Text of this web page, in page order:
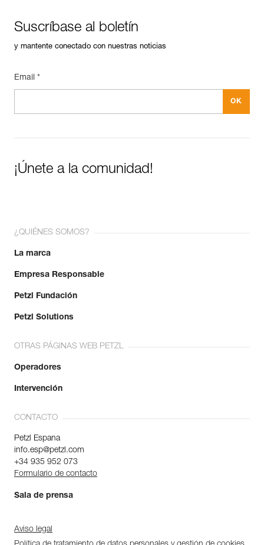
Suscríbase al boletín
y mantente conectado con nuestras noticias
Email *
¡Únete a la comunidad!
¿QUIÉNES SOMOS?
La marca
Empresa Responsable
Petzl Fundación
Petzl Solutions
OTRAS PÁGINAS WEB PETZL
Operadores
Intervención
CONTACTO
Petzl Espana
info.esp@petzl.com
+34 935 952 073
Formulario de contacto
Sala de prensa
Aviso legal